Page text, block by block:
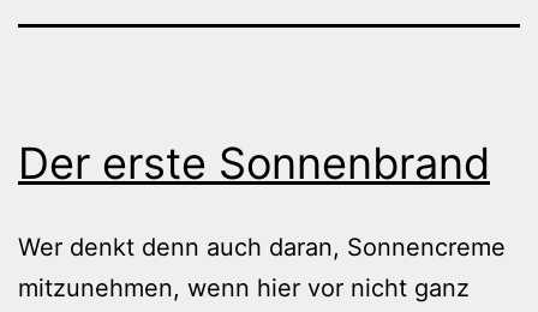
Der erste Sonnenbrand
Wer denkt denn auch daran, Sonnencreme
mitzunehmen, wenn hier vor nicht ganz